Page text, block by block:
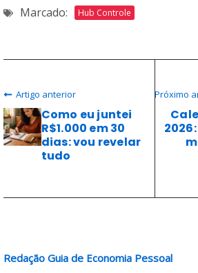
Marcado: Hub Controle
Artigo anterior
Como eu juntei
R$1.000 em 30
dias: vou revelar
tudo
Próximo
Redação Guia de Economia Pessoal